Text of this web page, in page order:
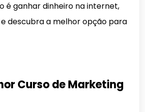
é ganhar dinheiro na internet,
descubra a melhor opção para
Curso de Marketing